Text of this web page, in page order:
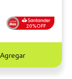
20%OFF
Agregar